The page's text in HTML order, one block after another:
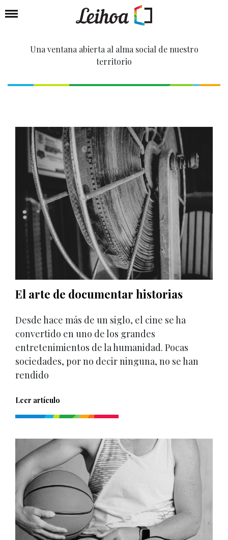
Una ventana abierta al alma social de nuestro
territorio
El arte de documentar historias
Desde hace más de un siglo, el cine se ha
convertido en uno de los grandes
entretenimientos de la humanidad. Pocas
sociedades, por no decir ninguna, no se han
rendido
Leer artículo